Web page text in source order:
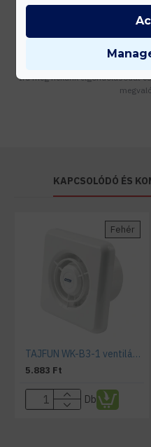
Írd meg nekünk elgondolásodat
KAPCSOLÓDÓ ÉS
Fehér
TAJFUN WK-B3-1 ventilátor alap kivitel
5.883 Ft
Db